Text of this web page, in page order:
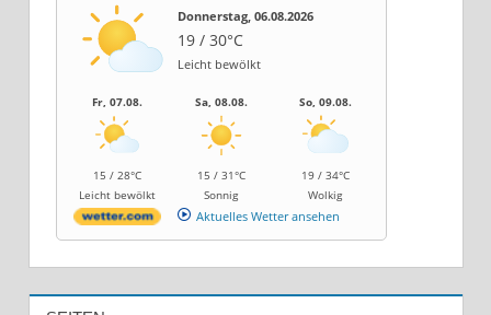
Donnerstag, 06.08.2026
19 / 30°C
Leicht bewölkt
Fr, 07.08.
15 / 28°C
Leicht bewölkt
Sa, 08.08.
15 / 31°C
Sonnig
So, 09.08.
19 / 34°C
Wolkig
Aktuelles Wetter ansehen